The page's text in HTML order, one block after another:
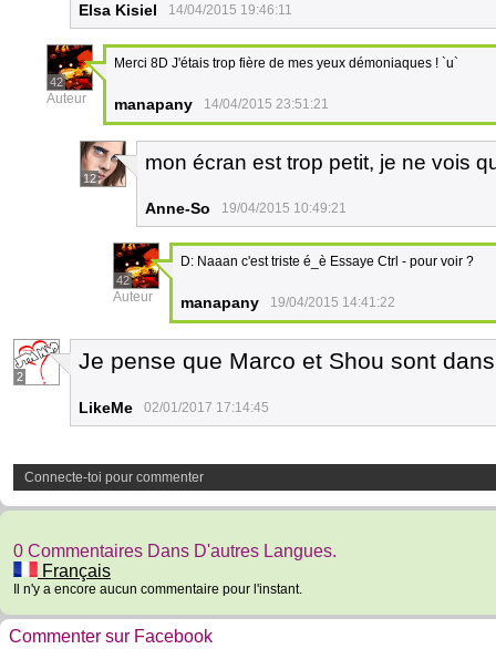
Elsa Kisiel 14/04/2015 19:46:11
42
Auteur
Merci 8D J'étais trop fière de mes yeux démoniaques ! `u`
manapany 14/04/2015 23:51:21
12
mon écran est trop petit, je ne vois
Anne-So 19/04/2015 10:49:21
42
Auteur
D: Naaan c'est triste é_è Essaye Ctrl - pour voir ?
manapany 19/04/2015 14:41:22
2
Je pense que Marco et Shou sont
LikeMe 02/01/2017 17:14:45
Connecte-toi pour commenter
0 Commentaires Dans D'autres Langues.
Français
Il n'y a encore aucun commentaire pour l'instant.
Commenter sur Facebook